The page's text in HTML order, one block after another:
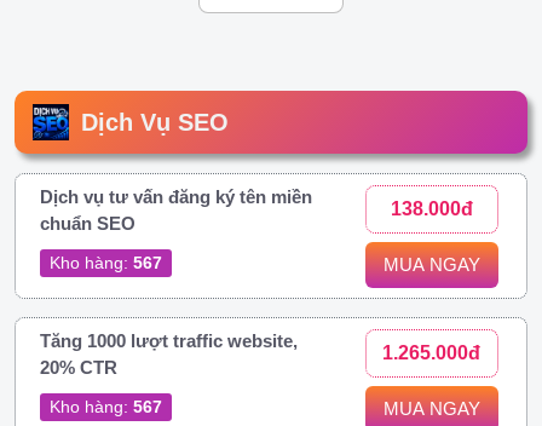
Dịch Vụ SEO
Dịch vụ tư vấn đăng ký tên miền
chuẩn SEO
Kho hàng: 567
138.000đ
MUA NGAY
Tăng 1000 lượt traffic website,
20% CTR
Kho hàng: 567
1.265.000đ
MUA NGAY